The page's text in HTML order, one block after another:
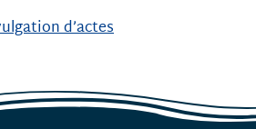
d’actes